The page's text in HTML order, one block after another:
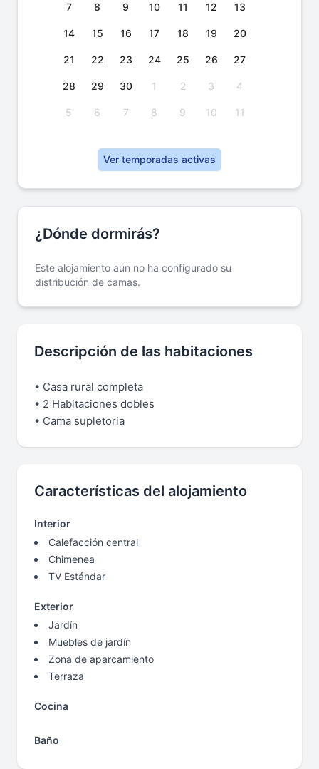
7 8 9 10 11 12 13
14 15 16 17 18 19 20
21 22 23 24 25 26 27
28 29 30 1 2 3 4
5 6 7 8 9 10 11
Ver temporadas activas
¿Dónde dormirás?
Este alojamiento aún no ha configurado su
distribución de camas.
Descripción de las habitaciones
• Casa rural completa
• 2 Habitaciones dobles
• Cama supletoria
Características del alojamiento
Interior
Calefacción central
Chimenea
TV Estándar
Exterior
Jardín
Muebles de jardín
Zona de aparcamiento
Terraza
Cocina
Baño